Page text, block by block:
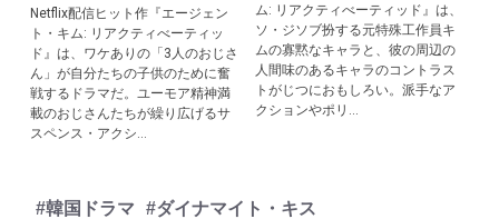
Netflix配信ヒット作『エージェン
ト・キム: リアクティべーティッ
ド』は、ワケありの「3人のおじさ
ん」が自分たちの子供のために奮
戦するドラマだ。ユーモア精神満
載のおじさんたちが繰り広げるサ
スペンス・アクシ...
ム: リアクティべーティッド』は、
ソ・ジソブ扮する元特殊工作員キ
ムの寡黙なキャラと、彼の周辺の
人間味のあるキャラのコントラス
トがじつにおもしろい。派手なア
クションやポリ...
#韓国ドラマ
#ダイナマイト・キス